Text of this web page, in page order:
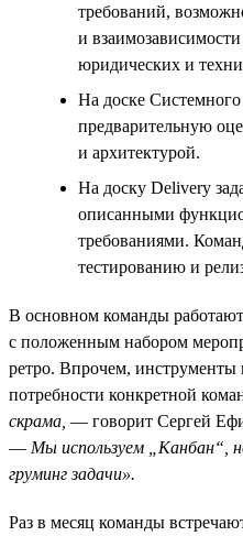
требований,
и
юридических и
На доске
предварительную
и архитектурой.
На доску Delivery
описанными
требованиями.
тестированию и
В основном команды
с положенным набором
ретро. Впрочем,
потребности конкретной
скрама, — говорит Сергей
— Мы используем „Канбан“,
груминг задачи».
Раз в месяц команды